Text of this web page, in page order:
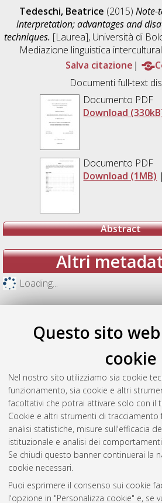
Questo sito
cookie
Nel nostro sito utilizziamo sia cookie
funzionamento, sia cookie e altri
facoltativi che potrai attivare solo con il
Cookie e altri strumenti di
analisi statistiche, misure sull'efficacia
istituzionale e analisi dei
Se chiudi questo banner continuerai la
cookie necessari.
Puoi esprimere il consenso sui cookie
l'opzione in "Personalizza cookie" e, se
Tedeschi, Beatrice (2015)Note-
interpretation; advantages and
techniques. [Laurea], Università di
Mediazione linguistica
Salva citazione
Documenti full-text
Documento PDF
Download
Documento PDF
Download (1MB)
Abstract
Altri
Loading...
Gestione del
Atom